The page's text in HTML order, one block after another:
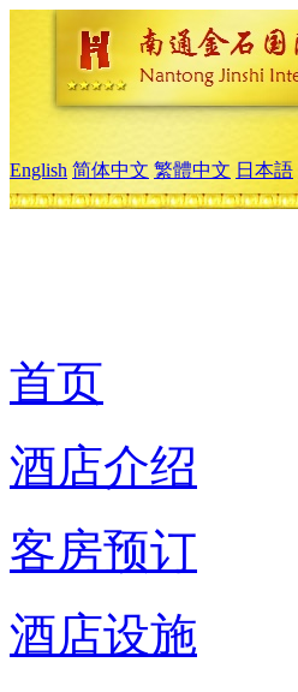
English 简体中文 繁體中文 日本語
首页
酒店介绍
客房预订
酒店设施